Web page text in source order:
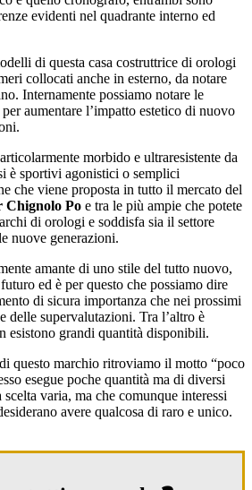
evidenti nel quadrante interno ed
di questa casa costruttrice di orologi
collocati anche in esterno, da notare
Internamente possiamo notare le
aumentare l’impatto estetico di nuovo
morbido e ultraresistente da
è sportivi agonistici o semplici
che viene proposta in tutto il mercato del
Po e tra le più ampie che potete
di orologi e soddisfa sia il settore
nuove generazioni.
amante di uno stile del tutto nuovo,
ed è per questo che possiamo dire
di sicura importanza che nei prossimi
delle supervalutazioni. Tra l’altro è
esistono grandi quantità disponibili.
questo marchio ritroviamo il motto “poco
esegue poche quantità ma di diversi
varia, ma che comunque interessi
avere qualcosa di raro e unico.